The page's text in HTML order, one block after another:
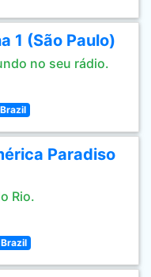
1 (São Paulo)
no seu rádio.
Paradiso
Rio.